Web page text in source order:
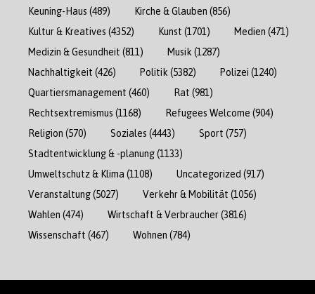
Keuning-Haus (489) Kirche & Glauben (856)
Kultur & Kreatives (4352) Kunst (1701) Medien (471)
Medizin & Gesundheit (811) Musik (1287)
Nachhaltigkeit (426) Politik (5382) Polizei (1240)
Quartiersmanagement (460) Rat (981)
Rechtsextremismus (1168) Refugees Welcome (904)
Religion (570) Soziales (4443) Sport (757)
Stadtentwicklung & -planung(1133)
Umweltschutz & Klima (1108) Uncategorized (917)
Veranstaltung(5027) Verkehr & Mobilität (1056)
Wahlen (474) Wirtschaft & Verbraucher(3816)
Wissenschaft (467) Wohnen (784)